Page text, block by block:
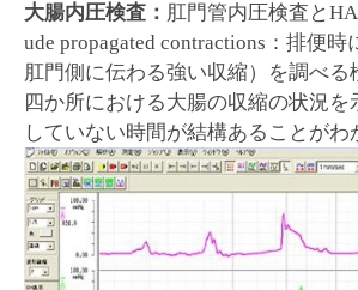
大腸内圧検査： 肛門管内圧検査と
ude propagated contractions：排便
肛門側に伝わる強い収縮）を調べる
四か所における大腸の収縮の状況を
していない時間が結構あることがわ